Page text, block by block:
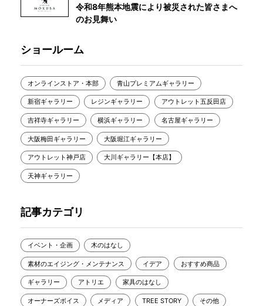
令和8年熊本地震により被災された皆さまへ
のお見舞い
ショールーム
オンラインストア・本部 青山プレミアムギャラリー
新宿ギャラリー レジンギャラリー アウトレット五反田店
吉祥寺ギャラリー 横浜ギャラリー 名古屋ギャラリー
大阪梅田ギャラリー 大阪堀江ギャラリー
アウトレット神戸店 大川ギャラリー【本店】
天神ギャラリー
記事カテゴリ
イベント・企画 木のはなし
素材のエイジング・メンテナンス イデア おすすめ商品
ギャラリー アトリエ 家具のはなし
オーナーズボイス メディア TREE STORY その他